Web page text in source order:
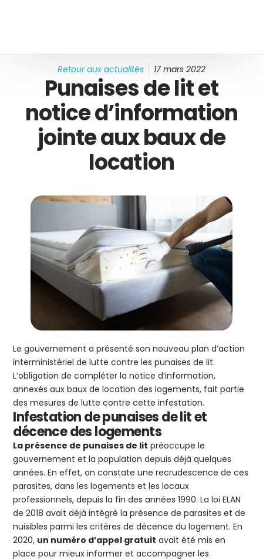
Retour aux actualités 17 mars 2022
Punaises de lit et
notice d’information
jointe aux baux de
location
Le gouvernement a présenté son nouveau plan d’action
interministériel de lutte contre les punaises de lit.
L’obligation de compléter la notice d’information,
annexés aux baux de location des logements, fait partie
des mesures de lutte contre cette infestation.
Infestation de punaises de lit et
décence des logements
La présence de punaises de lit préoccupe le
gouvernement et la population depuis déjà quelques
années. En effet, on constate une recrudescence de ces
parasites, dans les logements et les locaux
professionnels, depuis la fin des années 1990. La loi ELAN
de 2018 avait déjà intégré la présence de parasites et de
nuisibles parmi les critères de décence du logement. En
2020, un numéro d’appel gratuit avait été mis en
place pour mieux informer et accompagner les